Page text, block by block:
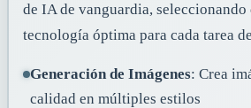
de IA de vanguardia,
tecnología óptima para cada tarea
Generación de Imágenes: Crea
calidad en múltiples estilos